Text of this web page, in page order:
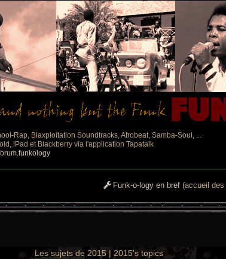
Rap, Blaxploitation Soundtracks, Afrobeat, Samba-Soul, ...
iPad et Blackberry via l'application Tapatalk
Funk-o-logy en bref (accueil
Les sujets de 2015 | 2015's topics